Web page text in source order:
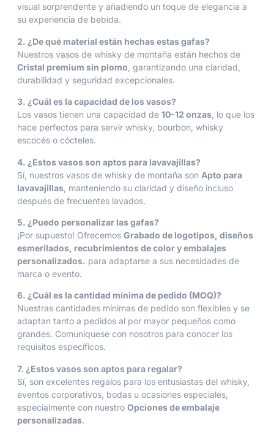
visual sorprendente y añadiendo un toque de elegancia a
su experiencia de bebida.
2. ¿De qué material están hechas estas gafas?
Nuestros vasos de whisky de montaña están hechos de
Cristal premium sin plomo , garantizando una claridad,
durabilidad y seguridad excepcionales.
3. ¿Cuál es la capacidad de los vasos?
Los vasos tienen una capacidad de 10-12 onzas , lo que los
hace perfectos para servir whisky, bourbon, whisky
escocés o cócteles.
4. ¿Estos vasos son aptos para lavavajillas?
Sí, nuestros vasos de whisky de montaña son Apto para
lavavajillas , manteniendo su claridad y diseño incluso
después de frecuentes lavados.
5. ¿Puedo personalizar las gafas?
¡Por supuesto! Ofrecemos Grabado de logotipos, diseños
esmerilados, recubrimientos de color y embalajes
personalizados. para adaptarse a sus necesidades de
marca o evento.
6. ¿Cuál es la cantidad mínima de pedido (MOQ)?
Nuestras cantidades mínimas de pedido son flexibles y se
adaptan tanto a pedidos al por mayor pequeños como
grandes. Comuníquese con nosotros para conocer los
requisitos específicos.
7. ¿Estos vasos son aptos para regalar?
Sí, son excelentes regalos para los entusiastas del whisky,
eventos corporativos, bodas u ocasiones especiales,
especialmente con nuestro Opciones de embalaje
personalizadas.